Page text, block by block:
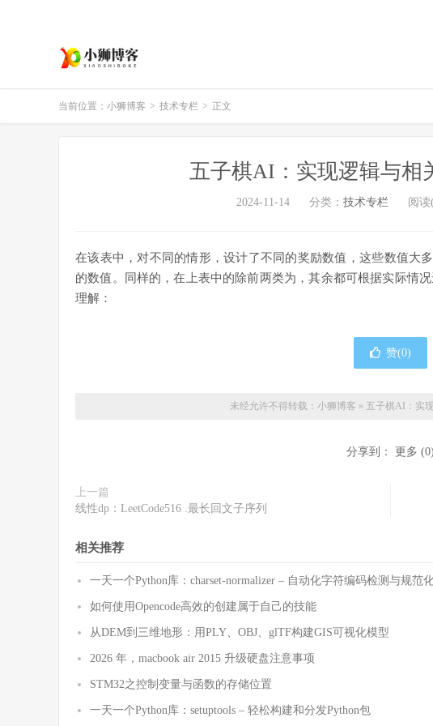
当前位置： 小狮博客 > 技术专栏 > 正文
五子棋AI：实现逻辑与相
2024-11-14 分类： 技术专栏 阅读
在该表中，对不同的情形，设计了不同的奖励数值，这些数值大
的数值。同样的，在上表中的除前两类为，其余都可根据实际情
理解：
赞(0)
未经允许不得转载： 小狮博客 » 五子棋AI：实
分享到： 更多 (0)
上一篇
线性dp：LeetCode516 .最长回文子序列
相关推荐
一天一个Python库：charset-normalizer – 自动化字符编码检测与规范
如何使用Opencode高效的创建属于自己的技能
从DEM到三维地形：用PLY、OBJ、glTF构建GIS可视化模型
2026 年，macbook air 2015 升级硬盘注意事项
STM32之控制变量与函数的存储位置
一天一个Python库：setuptools – 轻松构建和分发Python包